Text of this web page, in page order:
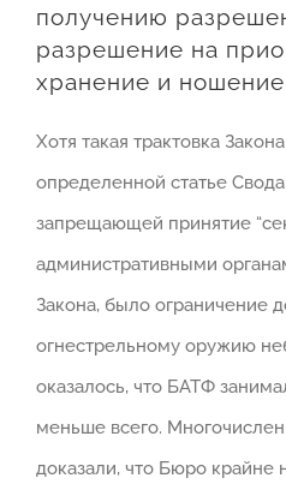
получению
разрешение на
хранение и
Хотя такая трактовка
определенной статье
запрещающей принятие
административными
Закона, было ограничение
огнестрельному оружию
оказалось, что БАТФ
меньше всего.
доказали, что Бюро крайне